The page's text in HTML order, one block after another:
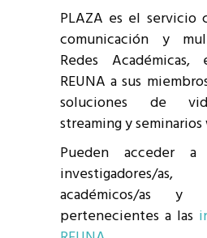
PLAZA es el servicio
comunicación y
Redes
REUNA a sus
soluciones de
streaming y
Pueden acceder
investigadores/as,
académicos/as y
pertenecientes a las